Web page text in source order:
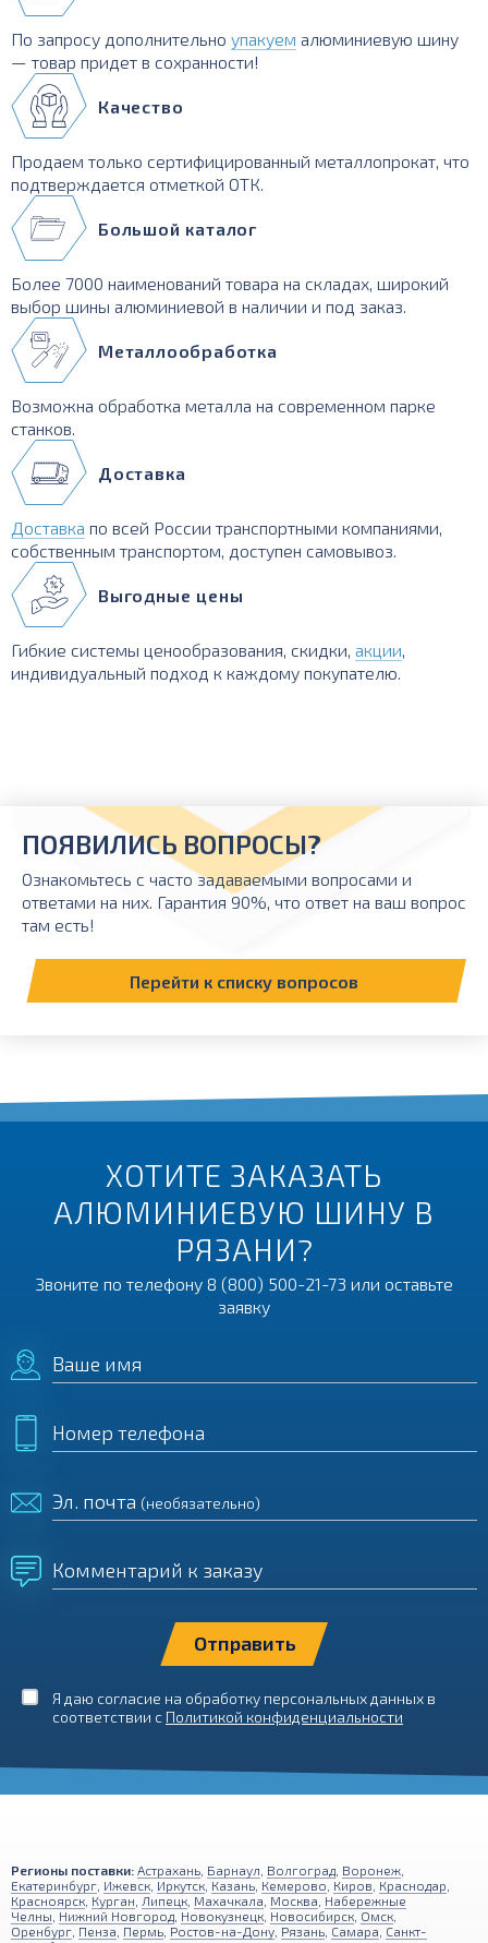
По запросу дополнительно упакуем алюминиевую шину
— товар придет в сохранности!
Качество
Продаем только сертифицированный металлопрокат, что
подтверждается отметкой ОТК.
Большой каталог
Более 7000 наименований товара на складах, широкий
выбор шины алюминиевой в наличии и под заказ.
Металлообработка
Возможна обработка металла на современном парке
станков.
Доставка
Доставка по всей России транспортными компаниями,
собственным транспортом, доступен самовывоз.
Выгодные цены
Гибкие системы ценообразования, скидки, акции,
индивидуальный подход к каждому покупателю.
ХОТИТЕ ЗАКАЗАТЬ
АЛЮМИНИЕВУЮ ШИНУ В
РЯЗАНИ?
Звоните по телефону 8 (800) 500-21-73 или оставьте
заявку
Ваше имя
Номер телефона
Эл. почта (необязательно)
Комментарий к заказу
Я даю согласие на обработку персональных данных в
соответствии с Политикой конфиденциальности
ПОЯВИЛИСЬ ВОПРОСЫ?
Ознакомьтесь с часто задаваемыми вопросами и
ответами на них. Гарантия 90%, что ответ на ваш вопрос
там есть!
Перейти к списку вопросов
Регионы поставки: Астрахань Барнаул Волгоград Воронеж
Екатеринбург Ижевск Иркутск Казань Кемерово Киров Краснодар
Красноярск Курган Липецк Махачкала Москва Набережные
Челны Нижний Новгород Новокузнецк Новосибирск Омск
Оренбург Пенза Пермь Ростов-на-Дону Рязань Самара Санкт-